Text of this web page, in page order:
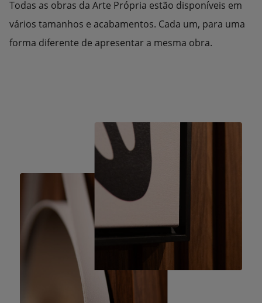
Todas as obras da Arte Própria estão disponíveis em
vários tamanhos e acabamentos. Cada um, para uma
forma diferente de apresentar a mesma obra.